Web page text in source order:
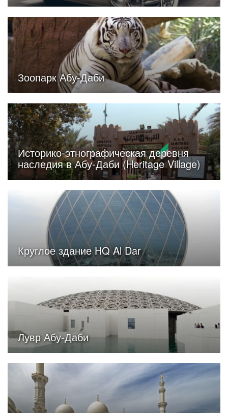
Зоопарк Абу-Даби
Историко-этнографическая деревня
наследия в Абу-Даби (Heritage Village)
Круглое здание HQ Al Dar
Лувр Абу-Даби